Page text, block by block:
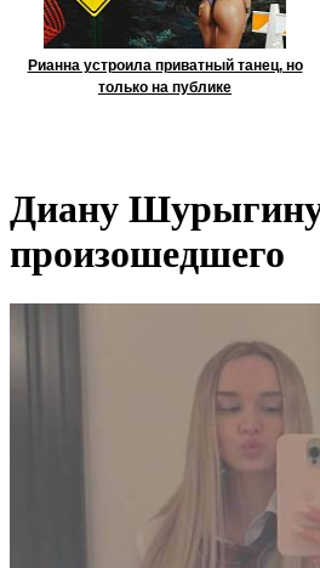
Рианна устроила приватный танец, но
только на публике
Диану Шурыгину
произошедшего